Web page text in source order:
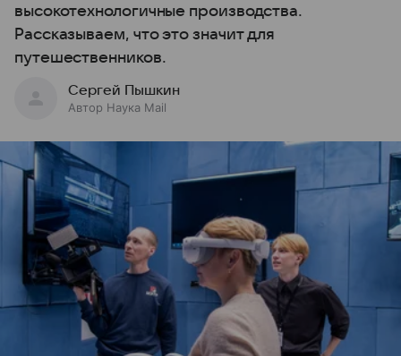
высокотехнологичные производства.
Рассказываем, что это значит для
путешественников.
Сергей Пышкин
Автор Наука Mail